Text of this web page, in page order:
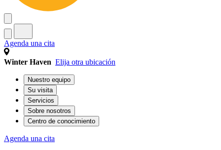
Agenda una cita
Winter Haven Elija otra ubicación
Nuestro equipo
Su visita
Servicios
Sobre nosotros
Centro de conocimiento
Agenda una cita